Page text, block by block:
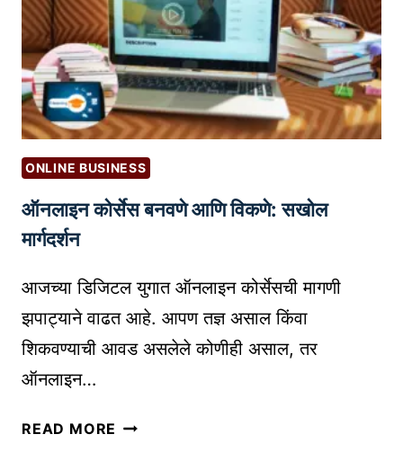
प
:
भ
वि
ष्या
चा
ध
ठी
ऑ
टो
मे
श
न
सा
ध
ने
र्य
म
ते
ONLINE BUSINESS
ऑनलाइन कोर्सेस बनवणे आणि विकणे: सखोल
मार्गदर्शन
आजच्या डिजिटल युगात ऑनलाइन कोर्सेसची मागणी
झपाट्याने वाढत आहे. आपण तज्ञ असाल किंवा
शिकवण्याची आवड असलेले कोणीही असाल, तर
ऑनलाइन…
READ MORE ऑ